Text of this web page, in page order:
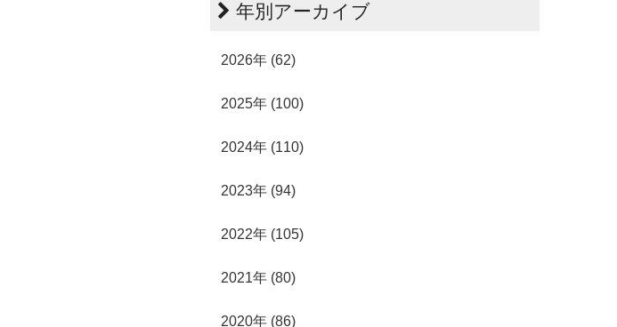
年別アーカイブ
2026年 (62)
2025年 (100)
2024年 (110)
2023年 (94)
2022年 (105)
2021年 (80)
2020年 (86)